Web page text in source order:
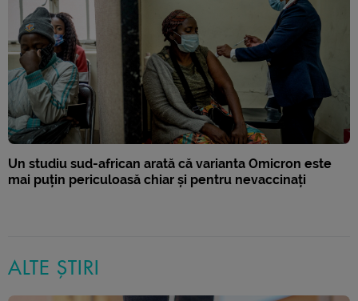
Un studiu sud-african arată că varianta Omicron este
mai puțin periculoasă chiar și pentru nevaccinați
ALTE ȘTIRI